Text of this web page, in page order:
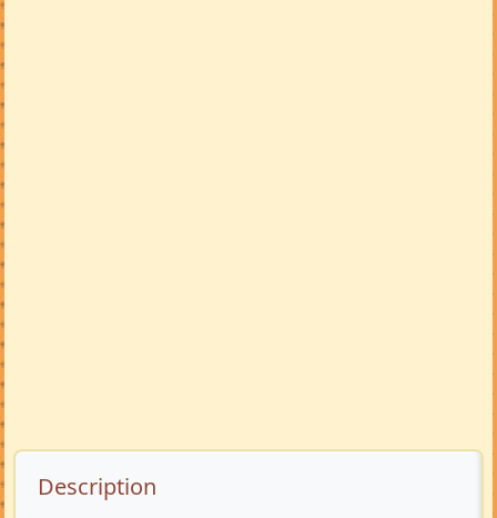
Description de l’annonce
Description